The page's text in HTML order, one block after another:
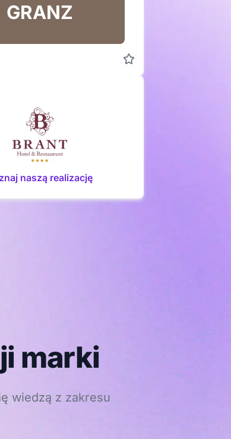
GRANZ
naszą realizację
marki
wiedzą z zakresu